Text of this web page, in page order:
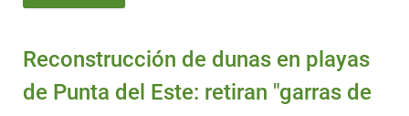
Reconstrucción de dunas en playas
de Punta del Este: retiran "garras de